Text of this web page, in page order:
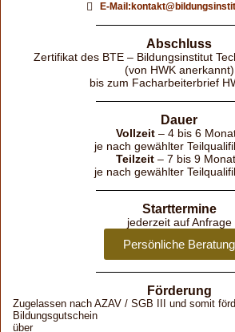
E-
Abschluss
Zertifikat des BTE – Bildungsinstitut
(von HWK anerkannt)
bis zum Facharbeiterbrief
Dauer
Vollzeit– 4 bis 6
je nach gewählter
Teilzeit – 7 bis 9
je nach gewählter
Starttermine
jederzeit auf Anfrage
Persönliche Beratung
Förderung
Zugelassen nach AZAV / SGB III und somit
Bildungsgutschein
über